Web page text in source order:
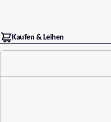
Kaufen & Leihen